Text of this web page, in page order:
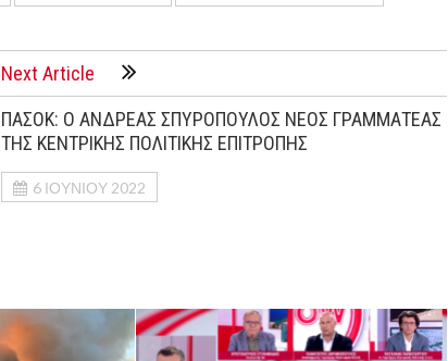
Next Article
ΠΑΣΟΚ: Ο ΑΝΔΡΕΑΣ ΣΠΥΡΟΠΟΥΛΟΣ ΝΕΟΣ ΓΡΑΜΜΑΤΕΑΣ
ΤΗΣ ΚΕΝΤΡΙΚΗΣ ΠΟΛΙΤΙΚΗΣ ΕΠΙΤΡΟΠΗΣ
6 ΙΟΥΝΊΟΥ 2022